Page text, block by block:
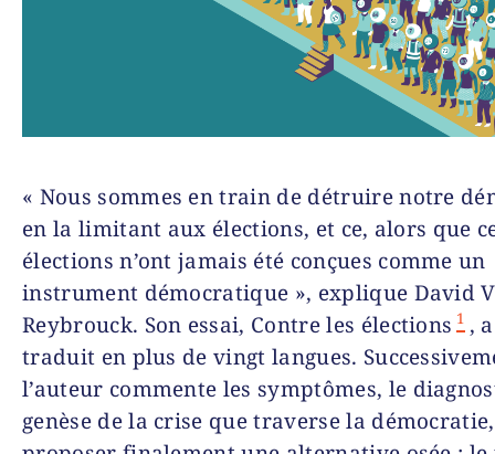
« Nous sommes en train de détruire notre
en la limitant aux élections, et ce, alors que
élections n’ont jamais été conçues comme un
instrument démocratique », explique David
Reybrouck. Son essai, Contre les élections 1 ,
traduit en plus de vingt langues.
l’auteur commente les symptômes, le
genèse de la crise que traverse la